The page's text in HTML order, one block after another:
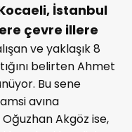
İstanbul
çevre illere
ve yaklaşık 8
belirten Ahmet
Bu sene
avına
Akgöz ise,